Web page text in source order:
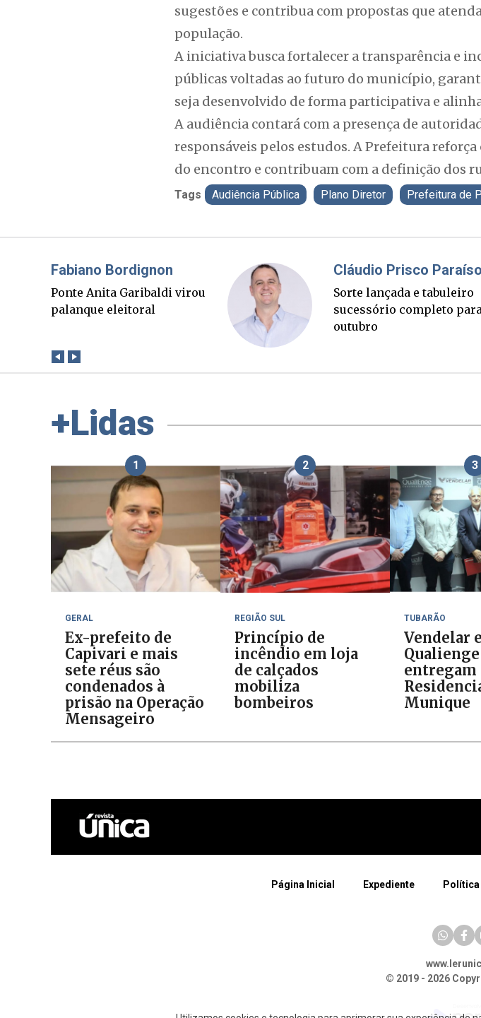
sugestões e contribua com propostas que
população.
A iniciativa busca fortalecer a transparência e
públicas voltadas ao futuro do município,
seja desenvolvido de forma participativa e
A audiência contará com a presença de
responsáveis pelos estudos. A Prefeitura
do encontro e contribuam com a definição dos
Tags Audiência Pública Plano Diretor Prefeitura de
Misael Elias
O Boato corre mais rápido
que a verdade. Mas quem
Fabiano Bordignon
Ponte Anita Garibaldi
palanque eleitoral
+Lidas
1
GERAL
Ex-prefeito de
Capivari e mais
sete réus são
condenados à
prisão na Operação
Mensageiro
2
REGIÃO SUL
Princípio de
incêndio em loja
de calçados
mobiliza
bombeiros
3
TUBARÃO
Vendelar e
Qualienge
entregam
Munique
Página Inicial Expediente
© 2019 - 2026